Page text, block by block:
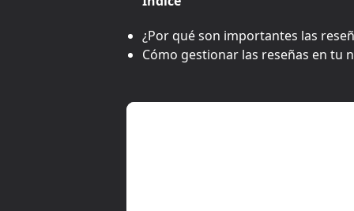
¿Por qué son importantes las
Cómo gestionar las reseñas en tu